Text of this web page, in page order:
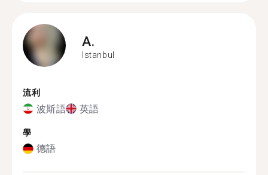
A.
Istanbul
流利
波斯語 英語
學
德語